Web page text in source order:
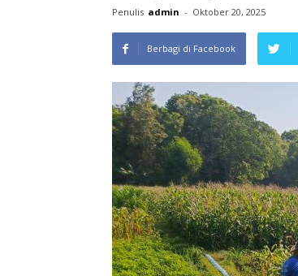
Penulis admin - Oktober 20, 2025
Berbagi di Facebook